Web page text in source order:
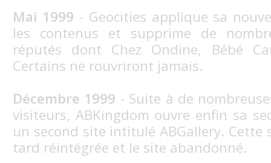
Mai 1999 - Geocities applique sa
les contenus et supprime de
réputés dont Chez Ondine, Bébé
Certains ne rouvriront jamais.
Décembre 1999 - Suite à de
visiteurs, ABKingdom ouvre enfin sa
un second site intitulé ABGallery. Cette
tard réintégrée et le site abandonné.